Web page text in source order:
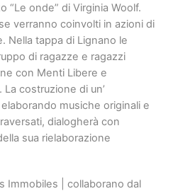
“Le onde” di Virginia Woolf.
verranno coinvolti in azioni di
Nella tappa di Lignano le
di ragazze e ragazzi
con Menti Libere e
costruzione di un’
musiche originali e
dialogherà con
sua rielaborazione
Immobiles | collaborano dal